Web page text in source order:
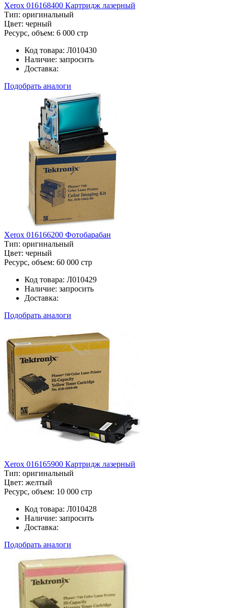
Xerox 016168400 Картридж лазерный
Тип: оригинальный
Цвет: черный
Ресурс, объем: 6 000 стр
Код товара: Л010430
Наличие: запросить
Доставка:
Подобрать аналоги
Xerox 016166200 Фотобарабан
Тип: оригинальный
Цвет: черный
Ресурс, объем: 60 000 стр
Код товара: Л010429
Наличие: запросить
Доставка:
Подобрать аналоги
Xerox 016165900 Картридж лазерный
Тип: оригинальный
Цвет: желтый
Ресурс, объем: 10 000 стр
Код товара: Л010428
Наличие: запросить
Доставка:
Подобрать аналоги